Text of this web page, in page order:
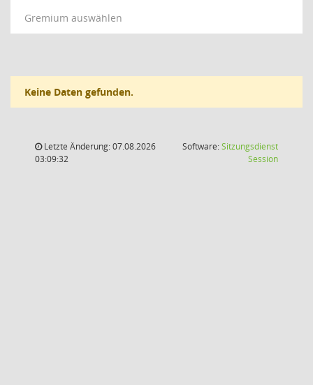
Gremium auswählen
Keine Daten gefunden.
Letzte Änderung: 07.08.2026
03:09:32
Software:Sitzungsdienst
Session(Wird in